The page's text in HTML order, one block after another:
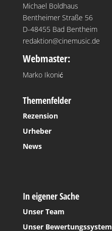
Michael Boldhaus
Bentheimer Straße 56
D-48455 Bad Bentheim
redaktion@cinemusic.de
Webmaster:
Marko Ikonić
Themenfelder
Rezension
Urheber
News
In eigener Sache
Unser Team
Unser Bewertungssystem